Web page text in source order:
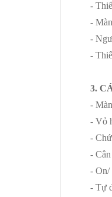
-
-
-
-
3.
-
- Vỏ
-
-
- On/
- Tự